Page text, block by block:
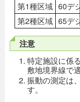
第1種区域 60デ
第2種区域 65デ
注意
特定施設に係
敷地境界線で
振動の測定は
す。